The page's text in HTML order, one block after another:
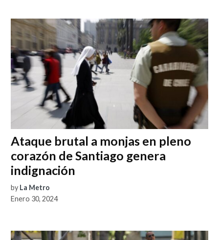
Ataque brutal a monjas en pleno
corazón de Santiago genera
indignación
by La Metro
Enero 30, 2024